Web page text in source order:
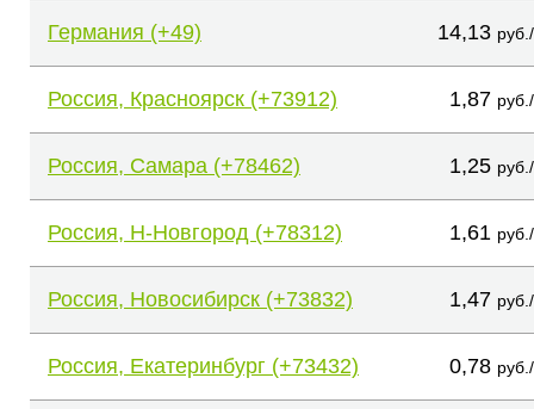
Германия (+49) 14,13
Россия, Красноярск (+73912) 1,87
Россия, Самара (+78462) 1,25
Россия, Н-Новгород (+78312) 1,61
Россия, Новосибирск (+73832) 1,47
Россия, Екатеринбург (+73432) 0,78